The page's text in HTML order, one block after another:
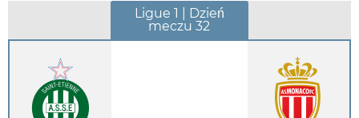
Ligue 1 | Dzień
meczu 32